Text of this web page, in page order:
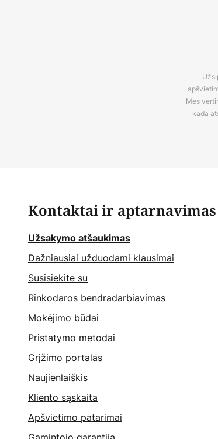
Mes
kada
Kontaktai ir aptarnavimas
Užsakymo atšaukimas
Dažniausiai užduodami klausimai
Susisiekite su
Rinkodaros bendradarbiavimas
Mokėjimo būdai
Pristatymo metodai
Grįžimo portalas
Naujienlaiškis
Kliento sąskaita
Apšvietimo patarimai